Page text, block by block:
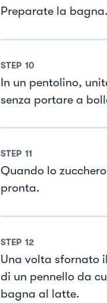
Preparate la bagna.
STEP 10
In un pentolino,
senza portare a
STEP 11
Quando lo
pronta.
STEP 12
Una volta sfornato
di un pennello da
bagna al latte.